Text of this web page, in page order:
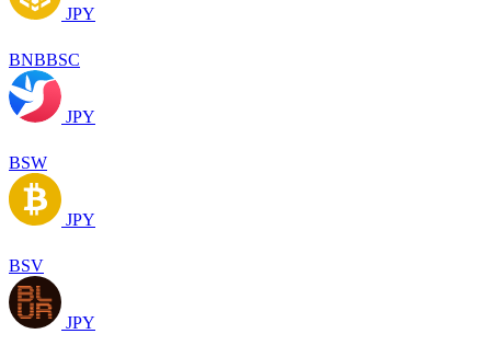
JPY
BNBBSC
JPY
BSW
JPY
BSV
JPY